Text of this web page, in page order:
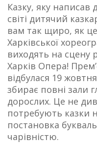
Казку, яку
світі дитячий
вам так щиро, як це
Харківської
виходять на сцену
Харків Опера!
відбулася 19
збирає повні зали
дорослих. Це не
потребують казки
постановка
чарівністю.